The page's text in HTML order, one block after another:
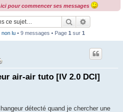
c
pour commencer ses messages
Rechercher
non lu• 9 messages • Page 1 sur 1
air-air tuto [IV 2.0 DCI]
détecté quand je chercher une